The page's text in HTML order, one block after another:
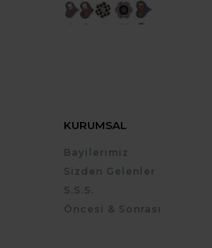
KURUMSAL
Bayilerimiz
Sizden Gelenler
S.S.S.
Öncesi & Sonrası